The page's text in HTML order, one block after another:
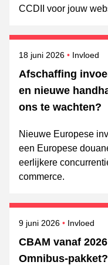
CCDII voor jouw
Afschaffing
en nieuwe
ons te wachten?
Gepubliceerd op
18 juni 2026 Invloed
Nieuwe Europese
een Europese
eerlijkere
commerce.
CBAM vanaf
Omnibus‑pakket?
Gepubliceerd op
9 juni 2026 Invloed